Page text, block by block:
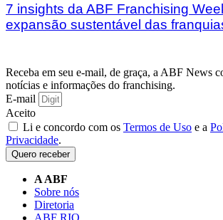
7 insights da ABF Franchising
expansão sustentável das
Receba em seu e-mail, de graça, a ABF News
notícias e informações do franchising.
E-mail
Aceito
Li e concordo com os Termos de Uso e a
Privacidade.
Quero receber
A ABF
Sobre nós
Diretoria
ABF RIO